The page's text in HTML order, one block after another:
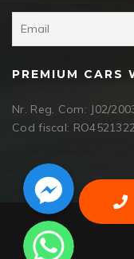
PREMIUM CARS
Nr. Reg. Com: J02/
Cod fiscal:
Facebook Messenger
WhatsApp